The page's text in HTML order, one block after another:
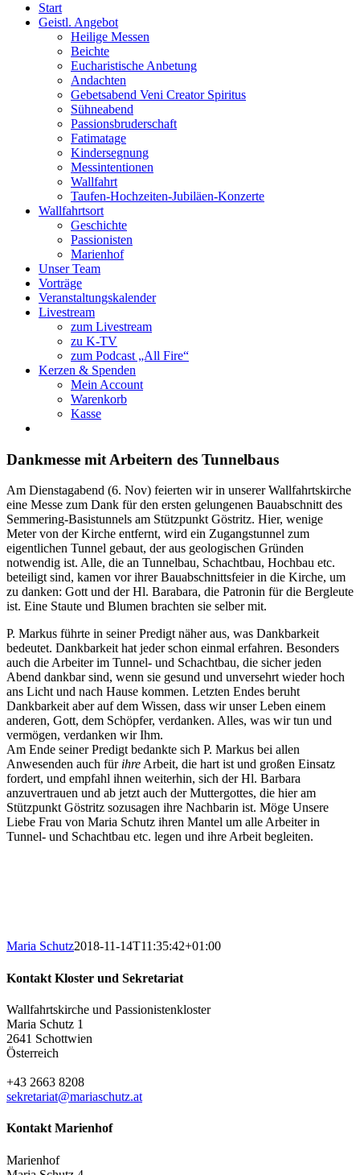
Start
Geistl. Angebot
Heilige Messen
Beichte
Eucharistische Anbetung
Andachten
Gebetsabend Veni Creator Spiritus
Sühneabend
Passionsbruderschaft
Fatimatage
Kindersegnung
Messintentionen
Wallfahrt
Taufen-Hochzeiten-Jubiläen-Konzerte
Wallfahrtsort
Geschichte
Passionisten
Marienhof
Unser Team
Vorträge
Veranstaltungskalender
Livestream
zum Livestream
zu K-TV
zum Podcast „All Fire“
Kerzen & Spenden
Mein Account
Warenkorb
Kasse
Dankmesse mit Arbeitern des Tunnelbaus
Am Dienstagabend (6. Nov) feierten wir in unserer Wallfahrtskirche
eine Messe zum Dank für den ersten gelungenen Bauabschnitt des
Semmering-Basistunnels am Stützpunkt Göstritz. Hier, wenige
Meter von der Kirche entfernt, wird ein Zugangstunnel zum
eigentlichen Tunnel gebaut, der aus geologischen Gründen
notwendig ist. Alle, die an Tunnelbau, Schachtbau, Hochbau etc.
beteiligt sind, kamen vor ihrer Bauabschnittsfeier in die Kirche, um
zu danken: Gott und der Hl. Barabara, die Patronin für die Bergleute
ist. Eine Staute und Blumen brachten sie selber mit.
P. Markus führte in seiner Predigt näher aus, was Dankbarkeit
bedeutet. Dankbarkeit hat jeder schon einmal erfahren. Besonders
auch die Arbeiter im Tunnel- und Schachtbau, die sicher jeden
Abend dankbar sind, wenn sie gesund und unversehrt wieder hoch
ans Licht und nach Hause kommen. Letzten Endes beruht
Dankbarkeit aber auf dem Wissen, dass wir unser Leben einem
anderen, Gott, dem Schöpfer, verdanken. Alles, was wir tun und
vermögen, verdanken wir Ihm.
Am Ende seiner Predigt bedankte sich P. Markus bei allen
Anwesenden auch für ihreArbeit, die hart ist und großen Einsatz
fordert, und empfahl ihnen weiterhin, sich der Hl. Barbara
anzuvertrauen und ab jetzt auch der Muttergottes, die hier am
Stützpunkt Göstritz sozusagen ihre Nachbarin ist. Möge Unsere
Liebe Frau von Maria Schutz ihren Mantel um alle Arbeiter in
Tunnel- und Schachtbau etc. legen und ihre Arbeit begleiten.
Maria Schutz2018-11-14T11:35:42+01:00
Kontakt Kloster und Sekretariat
Wallfahrtskirche und Passionistenkloster
Maria Schutz 1
2641 Schottwien
Österreich
+43 2663 8208
sekretariat@mariaschutz.at
Kontakt Marienhof
Marienhof